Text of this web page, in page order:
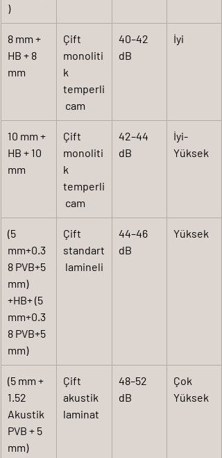
)
8 mm +
HB + 8
mm
Çift
monoliti
k
temperli
cam
40–42
dB
İyi
10 mm +
HB + 10
mm
Çift
monoliti
k
temperli
cam
42–44
dB
İyi-
Yüksek
(5
mm+0.3
8 PVB+5
mm)
+HB+ (5
mm+0.3
8 PVB+5
mm)
Çift
standart
lamineli
44–46
dB
Yüksek
(5 mm +
1.52
Akustik
PVB + 5
mm)
Çift
akustik
laminat
48–52
dB
Çok
Yüksek